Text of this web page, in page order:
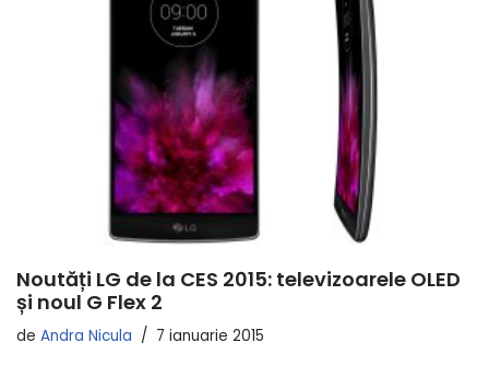
Noutăți LG de la CES 2015: televizoarele OLED
și noul G Flex 2
de Andra Nicula 7 ianuarie 2015